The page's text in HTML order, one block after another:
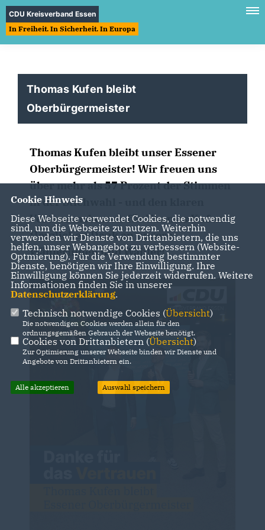
CDU Kreisverband Essen
In Freiheit. In Sicherheit. In Europa
Thomas Kufen bleibt
Oberbürgermeister
Thomas Kufen bleibt unser Essener
Oberbürgermeister! Wir freuen uns
über mehr als 57 Prozent der Stimmen
in der Stichwahl - und den klaren
Vertrauensbeweis für Thomas Kufen.
Herzlichen Dank an unsere
Wählerinnen und Wähler!
Cookie Hinweis
Diese Webseite verwendet Cookies, die notwendig
sind, um die Webseite zu nutzen. Weiterhin
verwenden wir Dienste von Drittanbietern, die uns
helfen, unser Webangebot zu verbessern (Website-
Optmierung). Für die Verwendung bestimmter
Dienste, benötigen wir Ihre Einwilligung. Ihre
Einwilligung können Sie jederzeit widerrufen. Weitere
Informationen finden Sie in unserer
Datenschutzerklärung.
Technisch notwendige Cookies (Übersicht)
Die notwendigen Cookies werden allein für den
ordnungsgemäßen Gebrauch der Webseite benötigt.
Cookies von Drittanbietern (Übersicht)
Zur Optimierung unserer Webseite binden wir Dienste und
Angebote von Drittanbietern ein.
Alle akzeptieren Auswahl speichern